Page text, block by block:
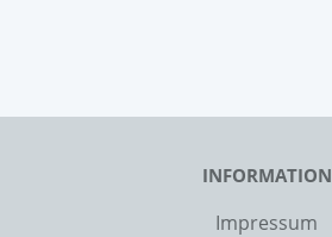
INFORMATION
Impressum